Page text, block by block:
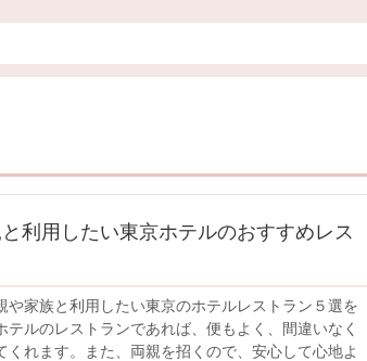
と利用したい東京ホテルのおすすめレス
や家族と利用したい東京のホテルレストラン５選を
テルのレストランであれば、便もよく、間違いなく
くれます。また、両親を招くので、安心して心地よ